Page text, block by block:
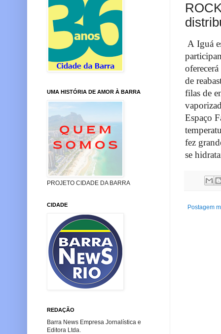
A Iguá
de
filas de
Espaço
fez
se
Postagem
UMA HISTÓRIA DE AMOR À BARRA
PROJETO CIDADE DA BARRA
CIDADE
REDAÇÃO
Barra News Empresa Jornalística e
Editora Ltda.